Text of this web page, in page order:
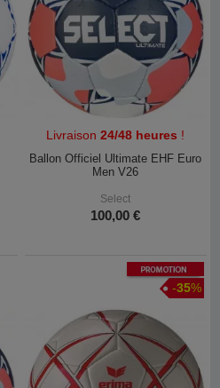
Livraison24/48 heures !
Ballon Officiel Ultimate EHF Euro
Men V26
Select
100,00 €
Promotion
-35%